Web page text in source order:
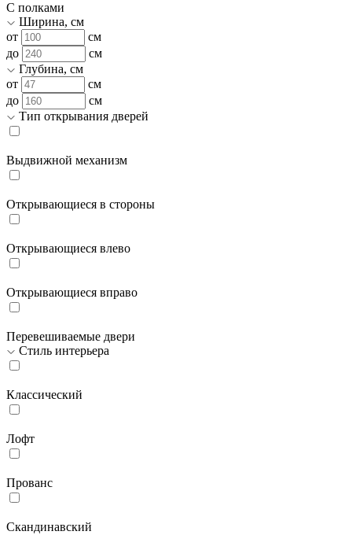
С полками
Ширина, см
от
см
до
см
Глубина, см
от
см
до
см
Тип открывания дверей
Выдвижной механизм
Открывающиеся в стороны
Открывающиеся влево
Открывающиеся вправо
Перевешиваемые двери
Стиль интерьера
Классический
Лофт
Прованс
Скандинавский